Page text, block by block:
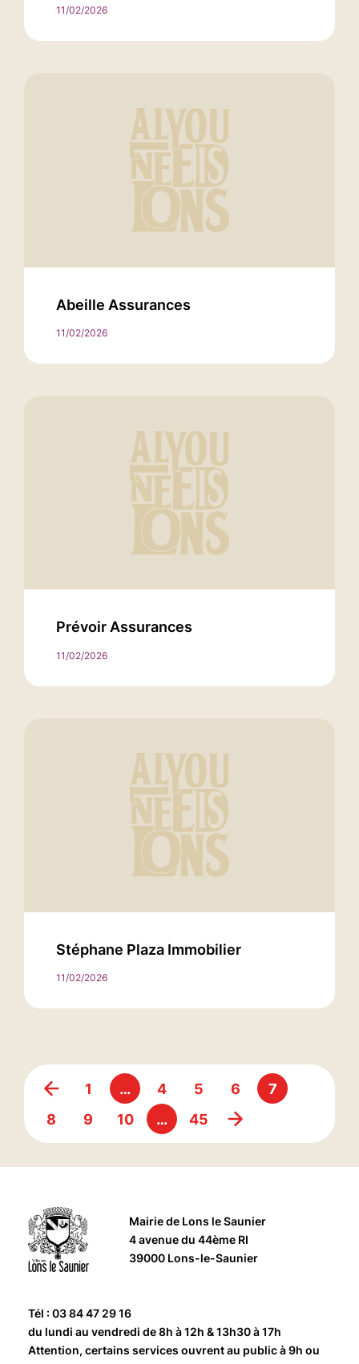
11/02/2026
Abeille Assurances
11/02/2026
Prévoir Assurances
11/02/2026
Stéphane Plaza Immobilier
11/02/2026
1 … 4 5 6
7
8
9 10 … 45
Mairie de Lons le Saunier
4 avenue du 44ème RI
39000 Lons-le-Saunier
Tél : 03 84 47 29 16
du lundi au vendredi de 8h à 12h & 13h30 à 17h
Attention, certains services ouvrent au public à 9h ou